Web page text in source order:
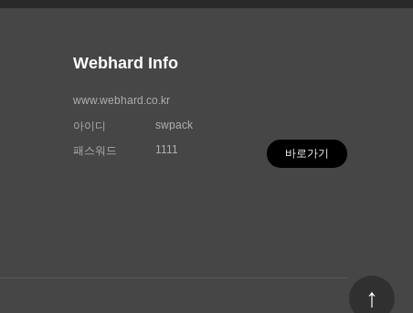
Webhard Info
www.webhard.co.kr
아이디
swpack
패스워드
1111 바로가기
↑